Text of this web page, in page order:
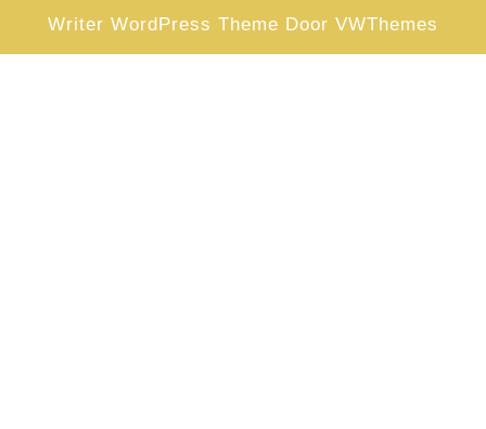
Writer WordPress Theme Door VWThemes